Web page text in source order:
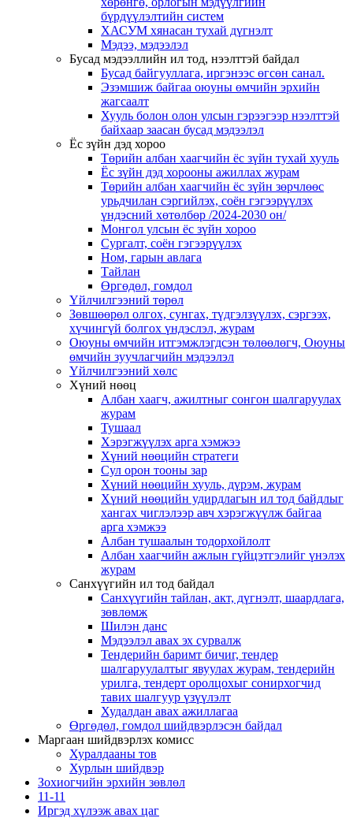
бүрдүүлэлтийн систем
ХАСУМ хянасан тухай дүгнэлт
Мэдээ, мэдээлэл
Бусад мэдээллийн ил тод, нээлттэй байдал
Бусад байгууллага, иргэнээс өгсөн санал.
Эзэмшиж байгаа оюуны өмчийн эрхийн
жагсаалт
Хууль болон олон улсын гэрээгээр нээлттэй
байхаар заасан бусад мэдээлэл
Ёс зүйн дэд хороо
Төрийн албан хаагчийн ёс зүйн тухай хууль
Ёс зүйн дэд хорооны ажиллах журам
Төрийн албан хаагчийн ёс зүйн зөрчлөөс
урьдчилан сэргийлэх, соён гэгээрүүлэх
үндэсний хөтөлбөр /2024-2030 он/
Монгол улсын ёс зүйн хороо
Cургалт, cоён гэгээрүүлэх
Ном, гарын авлага
Тайлан
Өргөдөл, гомдол
Үйлчилгээний төрөл
Зөвшөөрөл олгох, сунгах, түдгэлзүүлэх, сэргээх,
хүчингүй болгох үндэслэл, журам
Оюуны өмчийн итгэмжлэгдсэн төлөөлөгч, Оюуны
өмчийн зуучлагчийн мэдээлэл
Үйлчилгээний хөлс
Хүний нөөц
Албан хаагч, ажилтныг сонгон шалгаруулах
журам
Тушаал
Хэрэгжүүлэх арга хэмжээ
Хүний нөөцийн стратеги
Сул орон тооны зар
Хүний нөөцийн хууль, дүрэм, журам
Хүний нөөцийн удирдлагын ил тод байдлыг
хангах чиглэлээр авч хэрэгжүүлж байгаа
арга хэмжээ
Албан тушаалын тодорхойлолт
Албан хаагчийн ажлын гүйцэтгэлийг үнэлэх
журам
Санхүүгийн ил тод байдал
Санхүүгийн тайлан, акт, дүгнэлт, шаардлага,
зөвлөмж
Шилэн данс
Мэдээлэл авах эх сурвалж
Тендерийн баримт бичиг, тендер
шалгаруулалтыг явуулах журам, тендерийн
урилга, тендерт оролцохыг сонирхогчид
тавих шалгуур үзүүлэлт
Худалдан авах ажиллагаа
Өргөдөл, гомдол шийдвэрлэсэн байдал
Маргаан шийдвэрлэх комисс
Хуралдааны тов
Хурлын шийдвэр
Зохиогчийн эрхийн зөвлөл
11-11
Иргэд хүлээж авах цаг